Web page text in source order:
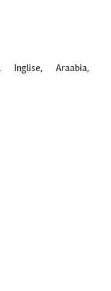
Inglise, Araabia,